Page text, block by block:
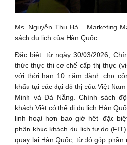
Ms. Nguyễn Thu Hà – Marketing
sách du lịch của Hàn Quốc.
Đặc biệt, từ ngày 30/03/2026,
thức thực thi cơ chế cấp thị thực
với thời hạn 10 năm dành cho
khẩu tại các đại đô thị của Việt
Minh và Đà Nẵng. Chính sách
khách Việt có thể đi du lịch Hàn
linh hoạt hơn bao giờ hết, đặc
phân khúc khách du lịch tự do
quay lại Hàn Quốc, từ đó góp phần